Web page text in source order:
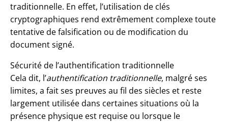
traditionnelle. En effet, l’utilisation de clés
cryptographiques rend extrêmement complexe toute
tentative de falsification ou de modification du
document signé.
Sécurité de l’authentification traditionnelle
Cela dit, l’authentification traditionnelle, malgré ses
limites, a fait ses preuves au fil des siècles et reste
largement utilisée dans certaines situations où la
présence physique est requise ou lorsque le